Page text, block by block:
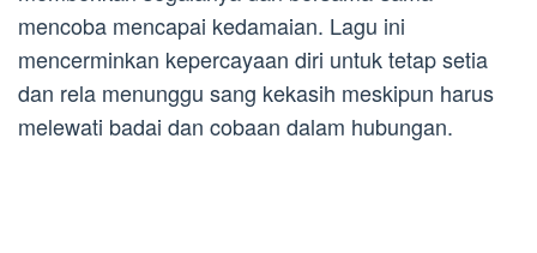
mencoba mencapai kedamaian. Lagu ini
mencerminkan kepercayaan diri untuk tetap setia
dan rela menunggu sang kekasih meskipun harus
melewati badai dan cobaan dalam hubungan.